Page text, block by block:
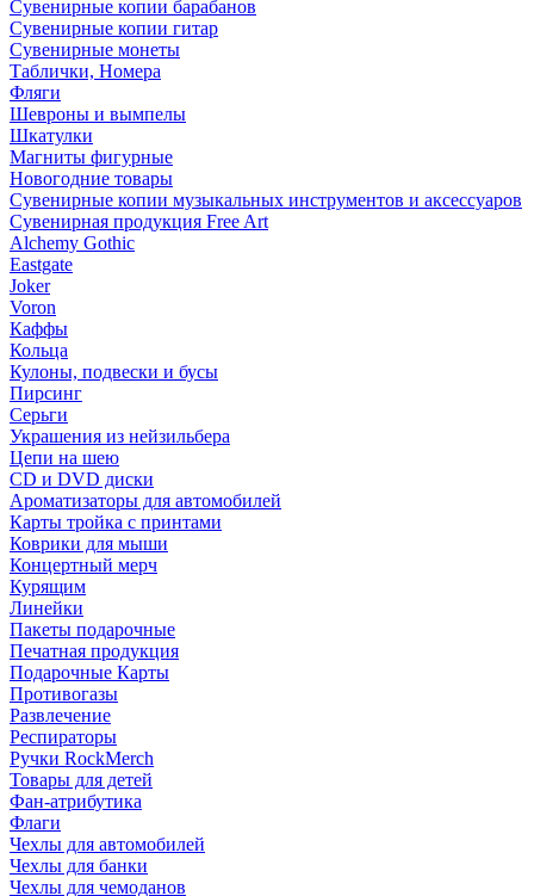
Сувенирные копии барабанов
Сувенирные копии гитар
Сувенирные монеты
Таблички, Номера
Фляги
Шевроны и вымпелы
Шкатулки
Магниты фигурные
Новогодние товары
Сувенирные копии музыкальных инструментов и аксессуаров
Сувенирная продукция Free Art
Alchemy Gothic
Eastgate
Joker
Voron
Каффы
Кольца
Кулоны, подвески и бусы
Пирсинг
Серьги
Украшения из нейзильбера
Цепи на шею
CD и DVD диски
Ароматизаторы для автомобилей
Карты тройка с принтами
Коврики для мыши
Концертный мерч
Курящим
Линейки
Пакеты подарочные
Печатная продукция
Подарочные Карты
Противогазы
Развлечение
Респираторы
Ручки RockMerch
Товары для детей
Фан-атрибутика
Флаги
Чехлы для автомобилей
Чехлы для банки
Чехлы для чемоданов